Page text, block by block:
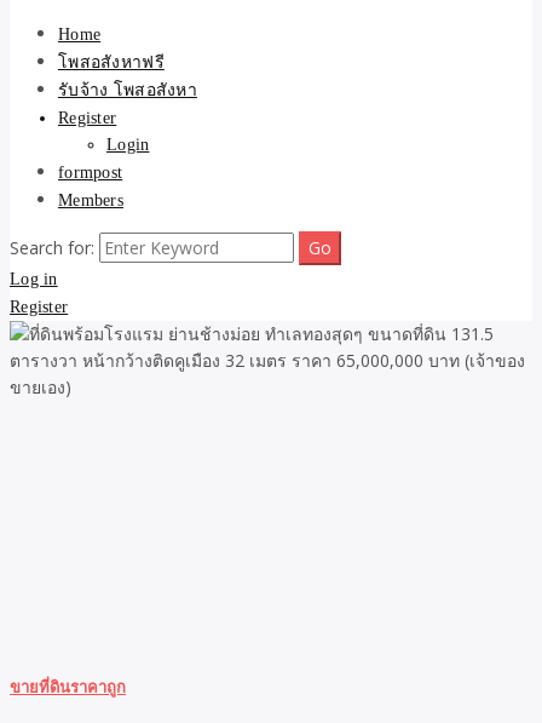
Home
โพสอสังหาฟรี
รับจ้าง โพสอสังหา
Register
Login
formpost
Members
Search for:
Log in
Register
ขายที่ดินราคาถูก